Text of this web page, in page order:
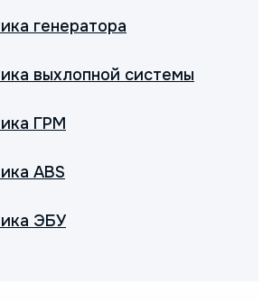
генератора
выхлопной системы
ГРМ
ABS
ЭБУ